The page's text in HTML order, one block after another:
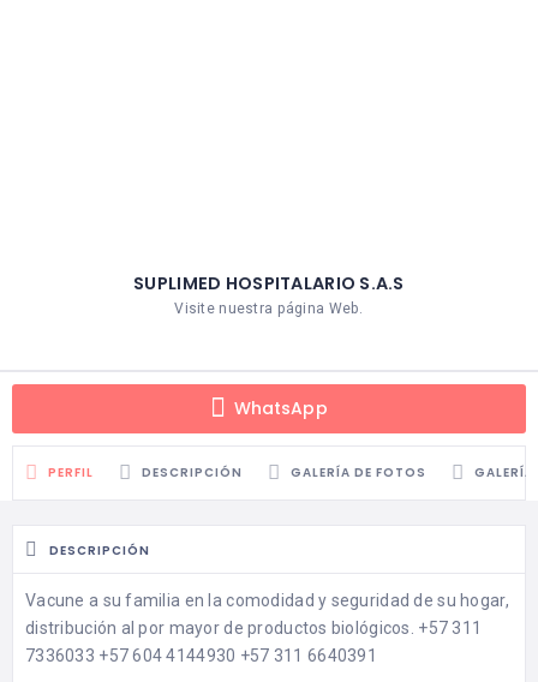
SUPLIMED HOSPITALARIO S.A.S
Visite nuestra página Web.
WhatsApp
PERFIL DESCRIPCIÓN GALERÍA DE FOTOS
DESCRIPCIÓN
Vacune a su familia en la comodidad y seguridad de su hogar,
distribución al por mayor de productos biológicos. +57 311
7336033 +57 604 4144930 +57 311 6640391